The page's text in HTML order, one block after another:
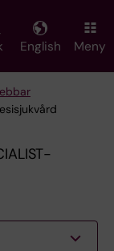
English Meny